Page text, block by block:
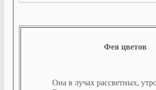
Фея цветов
Она в лучах рассветных,